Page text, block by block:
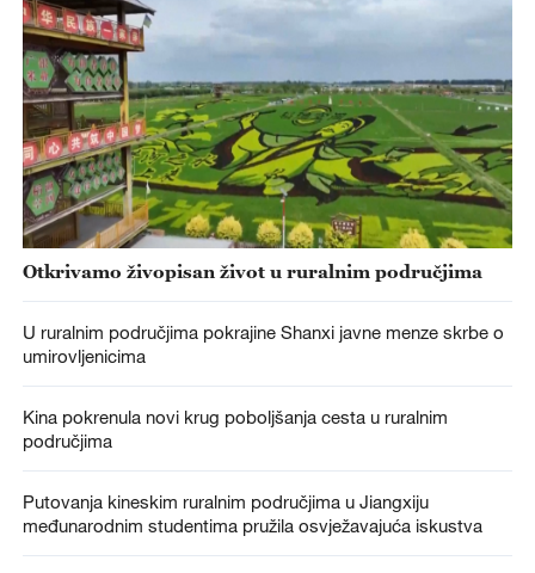
Otkrivamo živopisan život u ruralnim područjima
U ruralnim područjima pokrajine Shanxi javne menze skrbe o
umirovljenicima
Kina pokrenula novi krug poboljšanja cesta u ruralnim
područjima
Putovanja kineskim ruralnim područjima u Jiangxiju
međunarodnim studentima pružila osvježavajuća iskustva